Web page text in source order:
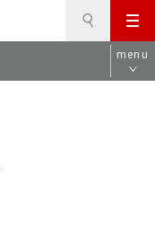
メ
ニ
ュ
menu